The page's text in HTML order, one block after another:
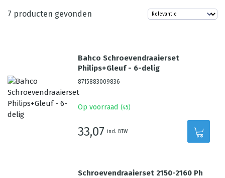
7 producten gevonden
Bahco Schroevendraaierset
Philips+Gleuf - 6-delig
8715883009836
Op voorraad (45)
33,07 incl. BTW
Schroevendraaierset 2150-2160 Ph